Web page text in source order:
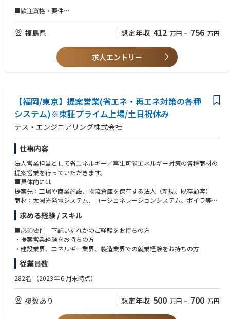
からの商流構築を経験し
最前線での実務推進力を培っていただきます。
■将来的には：アジア拠点のコアメンバーとして海外赴任
実績と適性を示していただいた後は、シンガポール、マレーシア、フィリ
ピン、インドなどのアジア拠点へ赴任。
営業責任者あるいは拠点No.2として、現地組織のマネジメントやグローバ
■同社の魅力：
【世界NO.1シェア製品多数】半導体に使用されるICチップのアルミ電極と
リード電極の接続に使われるボンディングワイヤをはじめ、自動車向け接
点材料、燃料電池向け貴金属触媒など、田中貴金属には世界シェアトップ
を誇る製品がいくつもあります。
【創業139年を誇る日本トップの貴金属リーディングカンパニー】
平均残業時間14.3h/月、産休・育休後の復帰率93%、グループ保有特許件
数国内481件、海外863件の安定企業です。
○顧客・パートナー企業との関係構築
○顧客課題に対するソリューション提案
○社内関係部署との調整およびプロジェクトマネジメント
●市場調査・マーケティング
○市場動向・業界トレンドの調査分析
○顧客ニーズ・課題の把握
●事業企画・事業開発
○事業性評価およびビジネスモデルの構築
○新サービス・新製品の企画立案
○事業計画の策定および収益モデルの設計
○事業化に向けたプロジェクト推進
■当ポジションの魅力
●会社の未来を創るポジション
○経営層との距離が近く、事業戦略に直結するテーマに携わることがで
きます。自身の提案が新規事業として形になり、会社の成長に大きく貢献
できるやりがいがあります。
●社会課題の解決に貢献
○レアメタルや貴金属のリサイクル、LiB（リチウムイオンバッテリ
ー）リサイクルなどを通じて、持続可能な資源循環社会の実現に貢献でき
ます。
●幅広いスキルが身につく
○事業企画だけではなく、市場調査、営業提案、アライアンス推進、プ
ロジェクトマネジメントなど幅広い経験を積むことができます。
●裁量の大きな環境
○少数精鋭組織のため、自ら提案し挑戦できる環境があります。年齢や
役職に関係なくアイデアを発信できる風土です。
●新規事業専任として腰を据えて挑戦できる
○新規事業開発に従事している期間は、基本的に転勤を伴わず、福島県
郡山市を拠点として事業づくりに集中していただけます。
■歓迎資格・要件
・他部署や上司を巻き込み、何かを前に進めた経験がある方
・市場や顧客のことを調べ、営業や提案に活かしたことがある方
・「新しいことを立ち上げてみたい」という気持ちがある方
・ベンチャーやスタートアップでの就業経験がある方（規模・期間は問い
福島県 想定年収 412 万円 ~ 756 万円
求人エントリー
【福岡/東京】提案営業(省エネ・再エネ対策の各種
システム)※東証プライム上場/土日祝休み
テス・エンジニアリング株式会社
仕事内容
法人営業担当として省エネルギー／再生可能エネルギー対策の各種商材の
提案営業を行っていただきます。
■具体的には
提案先：工場や商業施設、物流倉庫を保有する法人（新規、既存顧客）
商材：太陽光発電システム、コージェネレーションシステム、ボイラ等
受注金額：数千万～数億円。（受注金額が大きいため、提案から受注まで
半年～2年ほどかかります。）
新規顧客は提携の金融機関や商社、リース会社からの紹介もございます。
※出張が発生いたします。（基本的には日帰り）
※ご希望に合わせて勤務地をご選択いただけます。
求める経験 / スキル
■必須要件 下記いずれかのご経験をお持ちの方
・提案営業経験をお持ちの方
・建設業界、エネルギー業界、製造業界での就業経験をお持ちの方
従業員数
282名 （2023年６月末時点）
複数あり 想定年収 500 万円 ~ 700 万円